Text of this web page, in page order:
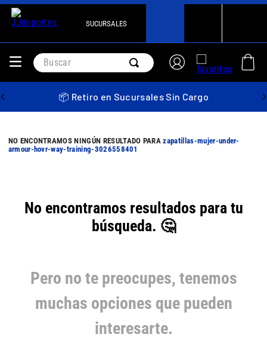
SUCURSALES
Buscar
📦 Retiro en Sucursales Sin Cargo
zapatillas-mujer-under-
armour-hovr-way-training-3026558401
No encontramos resultados para tu
búsqueda. 🤔
Pero no te preocupes, tenemos
muchas opciones que pueden
interesarte.